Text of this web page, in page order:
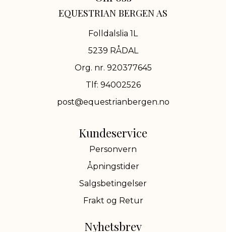
EQUESTRIAN BERGEN AS
Folldalslia 1L
5239 RÅDAL
Org. nr. 920377645
Tlf: 94002526
post@equestrianbergen.no
Kundeservice
Personvern
Åpningstider
Salgsbetingelser
Frakt og Retur
Nyhetsbrev